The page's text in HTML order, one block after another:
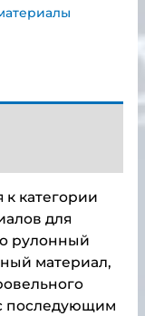
категории
для
рулонный
материал,
последующим